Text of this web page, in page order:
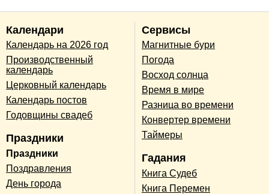
Календари
Календарь на 2026 год
Производственный
календарь
Церковный календарь
Календарь постов
Годовщины свадеб
Праздники
Праздники
Поздравления
День города
Сервисы
Магнитные бури
Погода
Восход солнца
Время в мире
Разница во времени
Конвертер времени
Таймеры
Гадания
Книга Судеб
Книга Перемен